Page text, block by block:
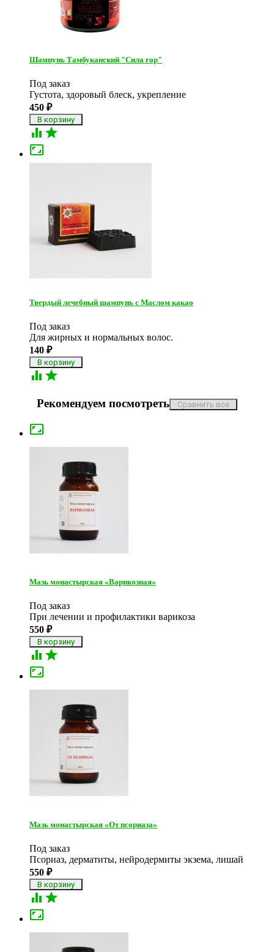
Шампунь Тамбуканский "Сила гор"
Под заказ
Густота, здоровый блеск, укрепление
450 ₽
 

Твердый лечебный шампунь c Маслом какао
Под заказ
Для жирных и нормальных волос.​
140 ₽
 
Рекомендуем посмотреть

Мазь монастырская «Варикозная»
Под заказ
При лечении и профилактики варикоза
550 ₽
 

Мазь монастырская «От псориаза»
Под заказ
Псориаз, дерматиты, нейродермиты экзема, лишай
550 ₽
 
